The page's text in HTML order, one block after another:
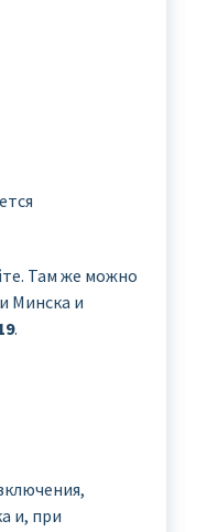
Там же можно
Минска и
.
и, при